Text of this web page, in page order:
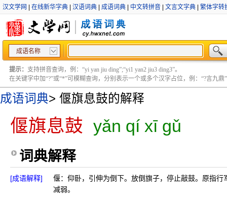
汉文学网 在线新华字典 汉语词典 成语词典 中文转拼音 文言文字典 繁体字转
成语名称
提示： 支持拼音查询，例：“yi yan jiu ding”;“yi1 yan2 jiu3 ding3”。
在关键字中加“?”或“*”可模糊查询，分别表示一个或多个汉字占位，例：“?言九鼎”
成语词典> 偃旗息鼓的解释
偃旗息鼓 yǎn qí xī gǔ
词典解释
[成语解释]
偃：仰卧，引伸为倒下。放倒旗子，停止敲鼓。原指
减弱。